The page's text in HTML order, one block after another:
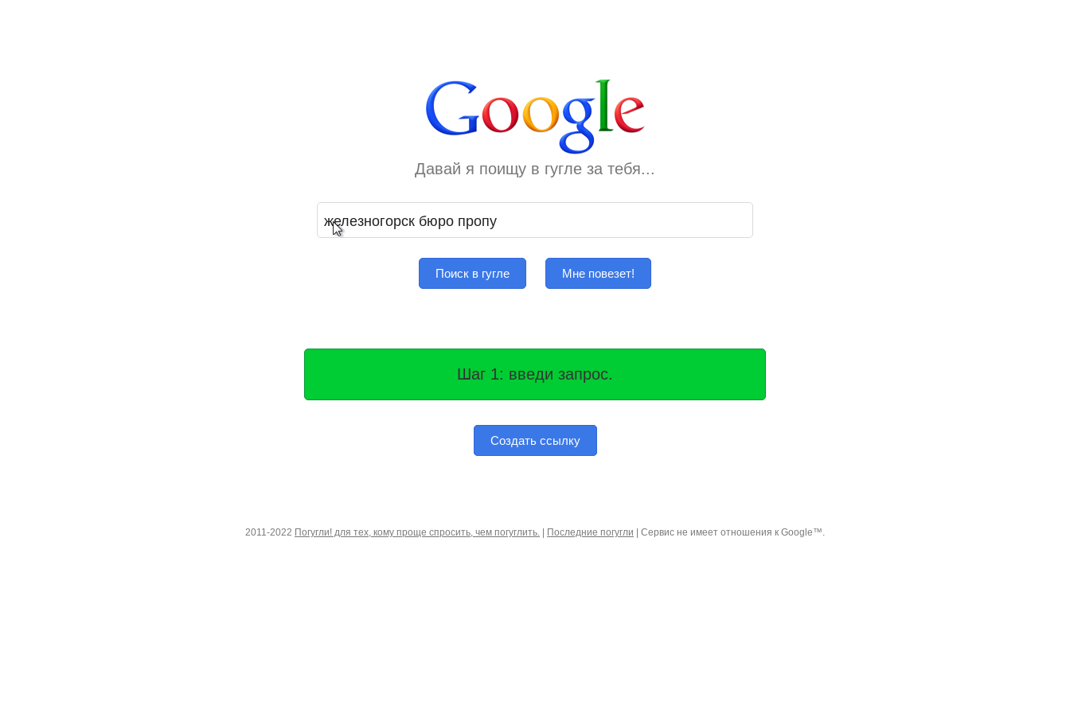
Давай я поищу в гугле за тебя...
Поиск в гугле Мне повезет!
Шаг 1: введи запрос.
Создать ссылку
2011-2022 Погугли! для тех, кому проще спросить, чем погуглить. Последние погугли | Сервис не имеет отношения к Google™.